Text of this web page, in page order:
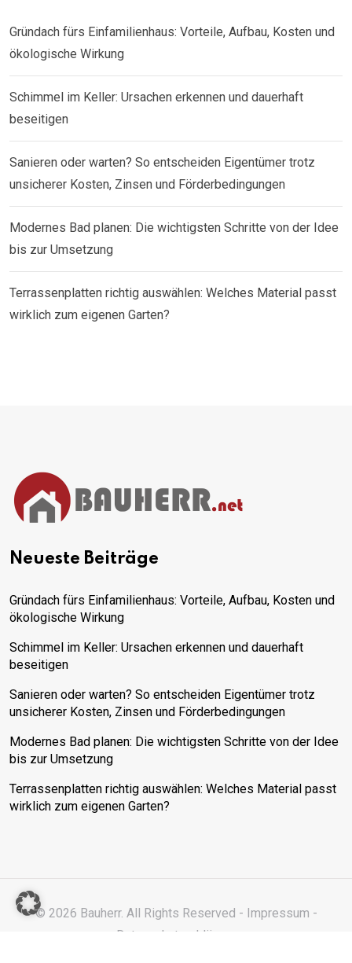
Gründach fürs Einfamilienhaus: Vorteile, Aufbau, Kosten und
ökologische Wirkung
Schimmel im Keller: Ursachen erkennen und dauerhaft
beseitigen
Sanieren oder warten? So entscheiden Eigentümer trotz
unsicherer Kosten, Zinsen und Förderbedingungen
Modernes Bad planen: Die wichtigsten Schritte von der Idee
bis zur Umsetzung
Terrassenplatten richtig auswählen: Welches Material passt
wirklich zum eigenen Garten?
Neueste Beiträge
Gründach fürs Einfamilienhaus: Vorteile, Aufbau, Kosten und
ökologische Wirkung
Schimmel im Keller: Ursachen erkennen und dauerhaft
beseitigen
Sanieren oder warten? So entscheiden Eigentümer trotz
unsicherer Kosten, Zinsen und Förderbedingungen
Modernes Bad planen: Die wichtigsten Schritte von der Idee
bis zur Umsetzung
Terrassenplatten richtig auswählen: Welches Material passt
wirklich zum eigenen Garten?
© 2026 Bauherr. All Rights Reserved - Impressum -
Datenschutzerklärung